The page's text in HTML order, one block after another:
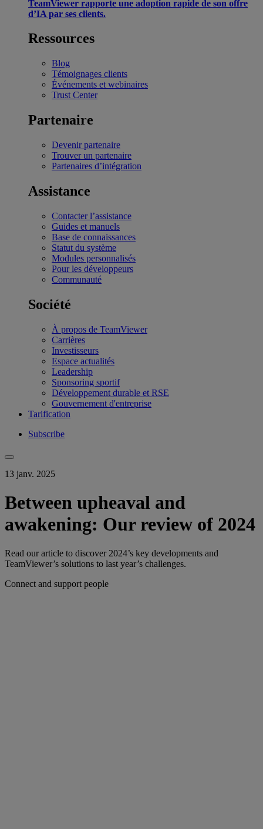
TeamViewer rapporte une adoption rapide de son offre
d’IA par ses clients.
Ressources
Blog
Témoignages clients
Événements et webinaires
Trust Center
Partenaire
Devenir partenaire
Trouver un partenaire
Partenaires d’intégration
Assistance
Contacter l’assistance
Guides et manuels
Base de connaissances
Statut du système
Modules personnalisés
Pour les développeurs
Communauté
Société
À propos de TeamViewer
Carrières
Investisseurs
Espace actualités
Leadership
Sponsoring sportif
Développement durable et RSE
Gouvernement d'entreprise
Tarification
Subscribe
13 janv. 2025
Between upheaval and
awakening: Our review of 2024
Read our article to discover 2024’s key developments and
TeamViewer’s solutions to last year’s challenges.
Connect and support people